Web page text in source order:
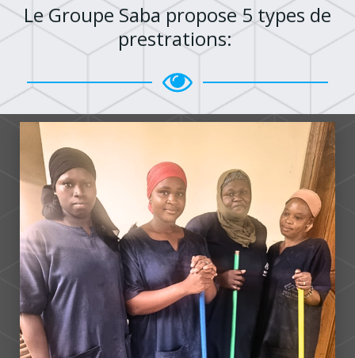
Le Groupe Saba propose 5 types de
prestrations: